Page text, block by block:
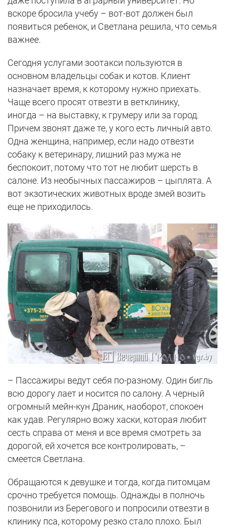
вскоре бросила учебу – вот-вот должен был
появиться ребенок, и Светлана решила, что семья
важнее.
Сегодня услугами зоотакси пользуются в
основном владельцы собак и котов. Клиент
назначает время, к которому нужно приехать.
Чаще всего просят отвезти в ветклинику,
иногда – на выставку, к грумеру или за город.
Причем звонят даже те, у кого есть личный авто.
Одна женщина, например, если надо отвезти
собаку к ветеринару, лишний раз мужа не
беспокоит, потому что тот не любит шерсть в
салоне. Из необычных пассажиров – цыплята. А
вот экзотических животных вроде змей возить
еще не приходилось.
– Пассажиры ведут себя по-разному. Один бигль
всю дорогу лает и носится по салону. А черный
огромный мейн-кун Драник, наоборот, спокоен
как удав. Регулярно вожу хаски, которая любит
сесть справа от меня и все время смотреть за
дорогой, ей хочется все контролировать, –
смеется Светлана.
Обращаются к девушке и тогда, когда питомцам
срочно требуется помощь. Однажды в полночь
позвонили из Берегового и попросили отвезти в
клинику пса, которому резко стало плохо. Был